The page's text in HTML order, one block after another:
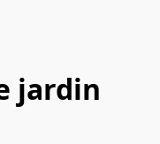
jardin